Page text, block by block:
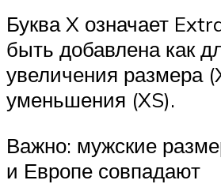
Буква X означает
быть добавлена как
увеличения размера
уменьшения (XS).
Важно: мужские
и Европе совпадают